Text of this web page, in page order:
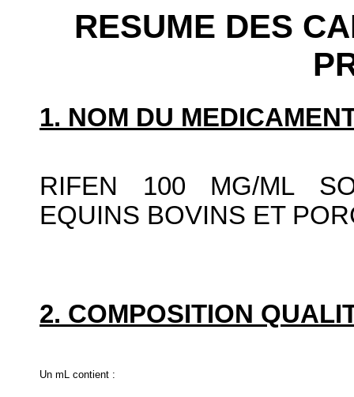
RESUME DES
1. NOM DU
RIFEN 100 MG/ML
EQUINS BOVINS ET
2. COMPOSITION
Un mL contient :